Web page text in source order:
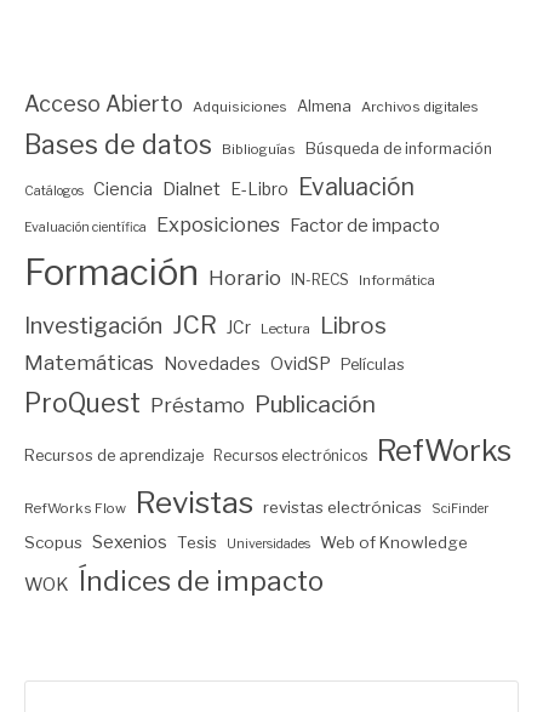
Acceso Abierto Adquisiciones Almena Archivos digitales
Bases de datos Biblioguías Búsqueda de información
Catálogos Ciencia Dialnet E-Libro Evaluación
Evaluación científica Exposiciones Factor de impacto
Formación Horario IN-RECS Informática
Investigación JCR JCr Lectura Libros
Matemáticas Novedades OvidSP Películas
ProQuest Préstamo Publicación
Recursos de aprendizaje Recursos electrónicos RefWorks
RefWorks Flow Revistas revistas electrónicas SciFinder
Scopus Sexenios Tesis Universidades Web of Knowledge
WOK Índices de impacto